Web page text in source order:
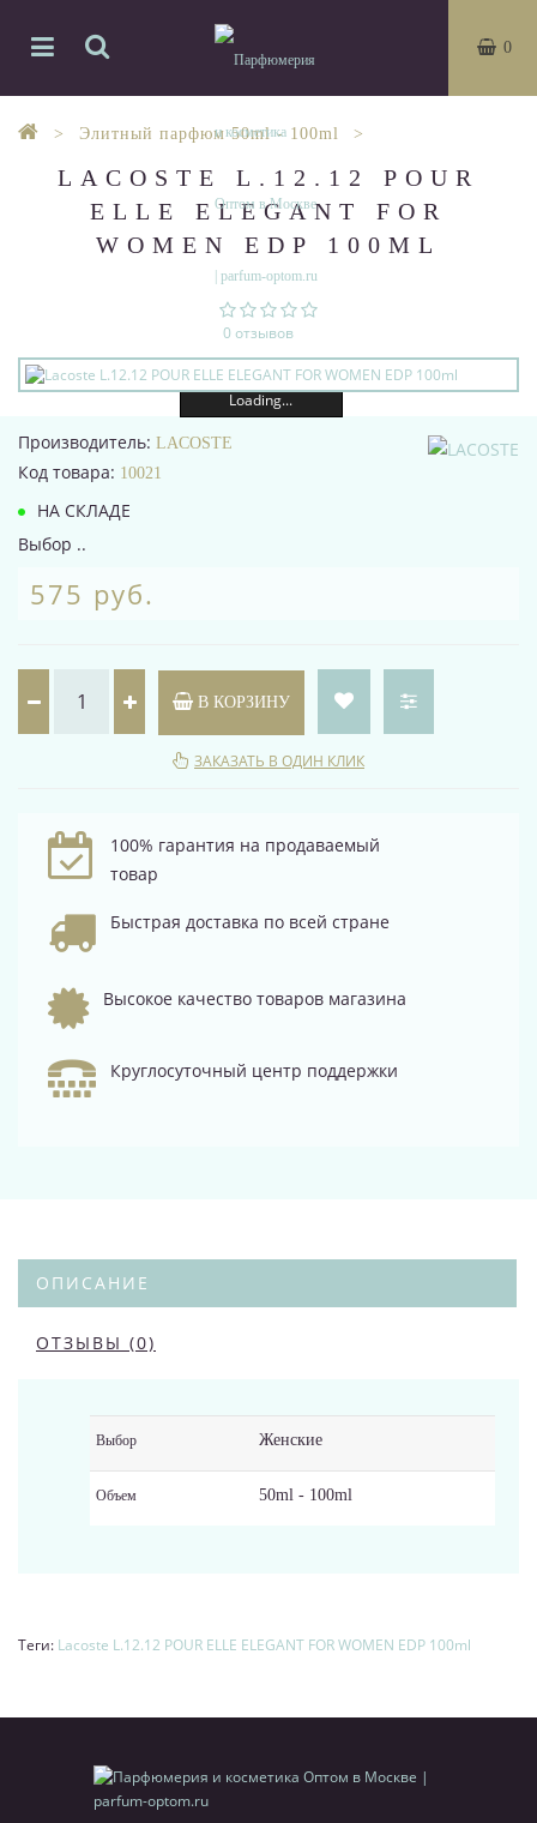
0
Элитный парфюм 50ml - 100ml
LACOSTE L.12.12 POUR
ELLE ELEGANT FOR
WOMEN EDP 100ML
0 отзывов
Loading...
Производитель: LACOSTE
Код товара: 10021
НА СКЛАДЕ
Выбор ..
575 руб.
В КОРЗИНУ
ЗАКАЗАТЬ В ОДИН КЛИК
100% гарантия на продаваемый
товар
Быстрая доставка по всей стране
Высокое качество товаров магазина
Круглосуточный центр поддержки
ОПИСАНИЕ
ОТЗЫВЫ (0)
Выбор Женские
Объем 50ml - 100ml
Теги: Lacoste L.12.12 POUR ELLE ELEGANT FOR WOMEN EDP 100ml